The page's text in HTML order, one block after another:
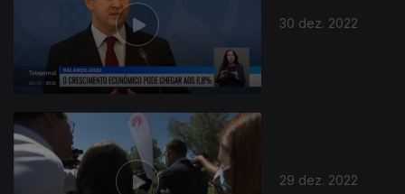
30 dez. 2022
29 dez. 2022